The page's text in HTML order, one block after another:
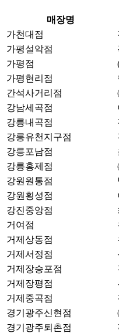
매장명
가천대점
가평설악점
가평점
가평현리점
간석사거리점
강남세곡점
강릉내곡점
강릉유천지구점
강릉포남점
강릉홍제점
강원원통점
강원횡성점
강진중앙점
거여점
거제상동점
거제서정점
거제장승포점
거제장평점
거제중곡점
경기광주신현점
경기광주퇴촌점